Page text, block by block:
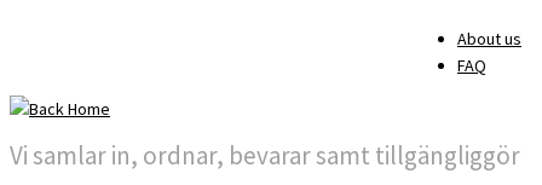
About us
FAQ
Vi samlar in, ordnar, bevarar samt tillgängliggör